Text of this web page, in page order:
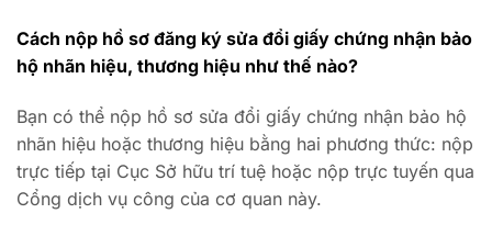
Cách nộp hồ sơ đăng ký sửa đổi giấy chứng nhận bảo
hộ nhãn hiệu, thương hiệu như thế nào?
Bạn có thể nộp hồ sơ sửa đổi giấy chứng nhận bảo hộ
nhãn hiệu hoặc thương hiệu bằng hai phương thức: nộp
trực tiếp tại Cục Sở hữu trí tuệ hoặc nộp trực tuyến qua
Cổng dịch vụ công của cơ quan này.